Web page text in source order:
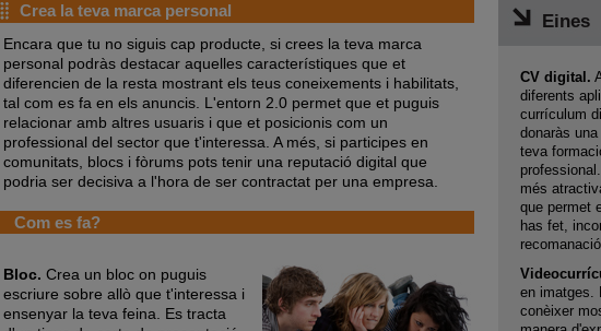
Crea la teva marca personal
Encara que tu no siguis cap producte, si crees la teva marca
personal podràs destacar aquelles característiques que et
diferencien de la resta mostrant els teus coneixements i habilitats,
tal com es fa en els anuncis. L'entorn 2.0 permet que et puguis
relacionar amb altres usuaris i que et posicionis com un
professional del sector que t'interessa. A més, si participes en
comunitats, blocs i fòrums pots tenir una reputació digital que
podria ser decisiva a l'hora de ser contractat per una empresa.
Com es fa?
Bloc. Crea un bloc on puguis
escriure sobre allò que t'interessa i
ensenyar la teva feina. Es tracta
Eines
CV digital.
diferents
currículum
donaràs
teva
més
que permet
has fet,
en imatges.
conèixer